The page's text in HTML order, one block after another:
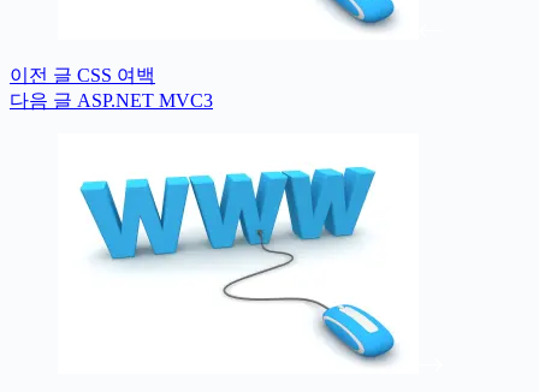
이전 글 CSS 여백
다음 글 ASP.NET MVC3